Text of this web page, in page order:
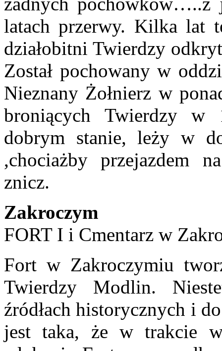
latach przerwy. Kilka lat
działobitni Twierdzy
Został pochowany w
Nieznany Żołnierz w
broniących Twierdzy w
dobrym stanie, leży w
,chociażby przejazdem
znicz.
Zakroczym
FORT I i Cmentarz w
Fort w Zakroczymiu
Twierdzy Modlin.
źródłach historycznych i
jest taka, że w trakcie